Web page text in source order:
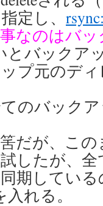
定し、
なのはバ
とバックア
プ元のデ
のバック
だが、こ
したが、
期してい
れる。